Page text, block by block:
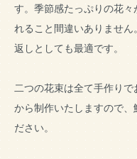
す。季節感たっぷりの花
れること間違いありませ
返しとしても最適です。
二つの花束は全て手作り
から制作いたしますので
ださい。